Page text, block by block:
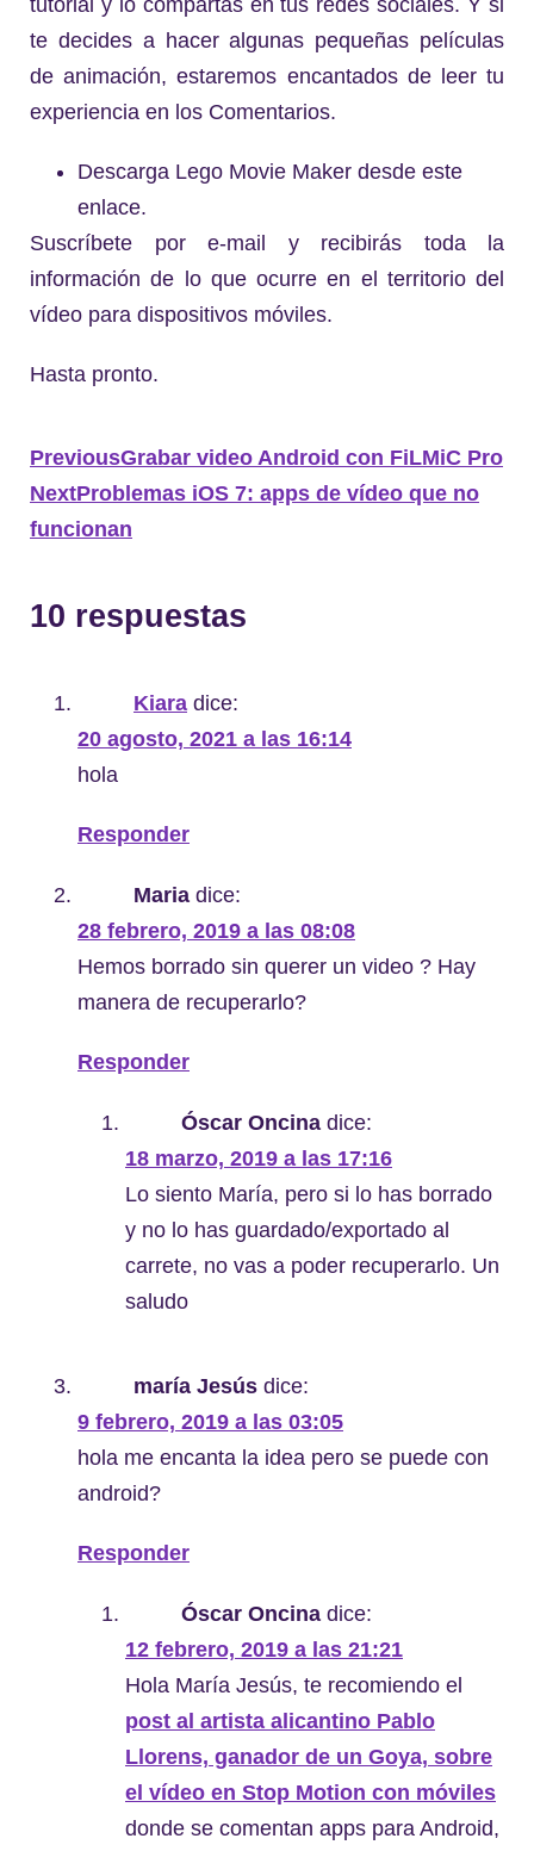
tutorial y lo compartas en tus redes sociales. Y si
te decides a hacer algunas pequeñas películas
de animación, estaremos encantados de leer tu
experiencia en los Comentarios.
Descarga Lego Movie Maker desde este
enlace.
Suscríbete por e-mail y recibirás toda la
información de lo que ocurre en el territorio del
vídeo para dispositivos móviles.
Hasta pronto.
PreviousGrabar video Android con FiLMiC Pro
NextProblemas iOS 7: apps de vídeo que no
funcionan
10 respuestas
Kiara dice:
20 agosto, 2021 a las 16:14
hola
Responder
Maria dice:
28 febrero, 2019 a las 08:08
Hemos borrado sin querer un video ? Hay
manera de recuperarlo?
Responder
Óscar Oncina dice:
18 marzo, 2019 a las 17:16
Lo siento María, pero si lo has borrado
y no lo has guardado/exportado al
carrete, no vas a poder recuperarlo. Un
saludo
maría Jesús dice:
9 febrero, 2019 a las 03:05
hola me encanta la idea pero se puede con
android?
Responder
Óscar Oncina dice:
12 febrero, 2019 a las 21:21
Hola María Jesús, te recomiendo el
post al artista alicantino Pablo
Llorens, ganador de un Goya, sobre
el vídeo en Stop Motion con móviles
donde se comentan apps para Android,